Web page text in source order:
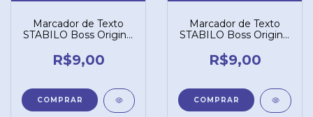
Marcador de Texto
STABILO Boss Original
R$9,00
Marcador de Texto
STABILO Boss Original
R$9,00